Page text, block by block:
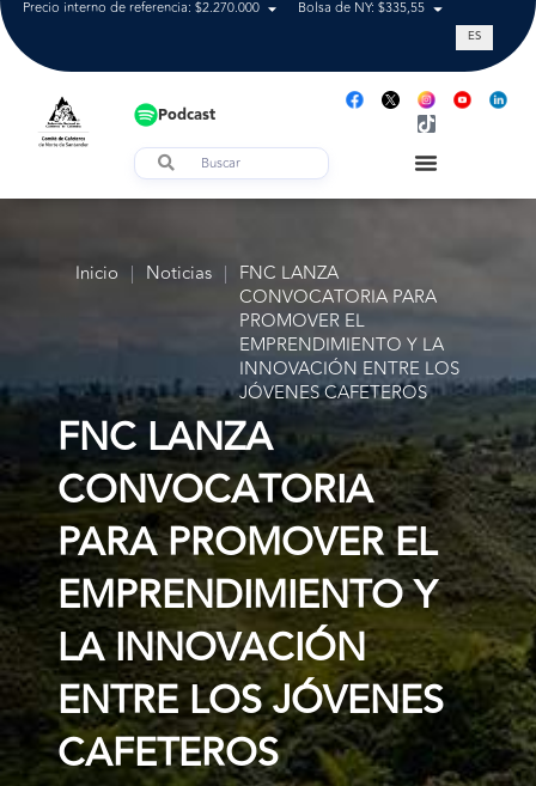
Precio interno de referencia: $2.270.000 Bolsa de NY: $335,55 Tasa de
ES
Podcast
Inicio | Noticias | FNC LANZA
CONVOCATORIA PARA
PROMOVER EL
EMPRENDIMIENTO Y LA
INNOVACIÓN ENTRE LOS
JÓVENES CAFETEROS
FNC LANZA
CONVOCATORIA
PARA PROMOVER EL
EMPRENDIMIENTO Y
LA INNOVACIÓN
ENTRE LOS JÓVENES
CAFETEROS